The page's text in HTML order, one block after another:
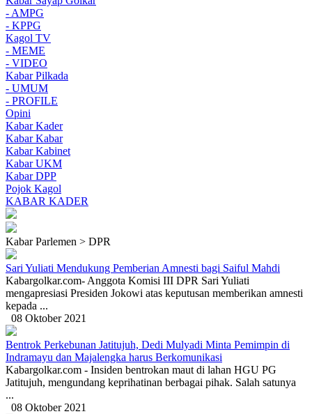
- AMPG
- KPPG
Kagol TV
- MEME
- VIDEO
Kabar Pilkada
- UMUM
- PROFILE
Opini
Kabar Kader
Kabar Kabar
Kabar Kabinet
Kabar UKM
Kabar DPP
Pojok Kagol
KABAR KADER
Kabar Parlemen > DPR
Sari Yuliati Mendukung Pemberian Amnesti bagi Saiful Mahdi
Kabargolkar.com- Anggota Komisi III DPR Sari Yuliati
mengapresiasi Presiden Jokowi atas keputusan memberikan amnesti
kepada ...
08 Oktober 2021
Bentrok Perkebunan Jatitujuh, Dedi Mulyadi Minta Pemimpin di
Indramayu dan Majalengka harus Berkomunikasi
Kabargolkar.com - Insiden bentrokan maut di lahan HGU PG
Jatitujuh, mengundang keprihatinan berbagai pihak. Salah satunya
...
08 Oktober 2021